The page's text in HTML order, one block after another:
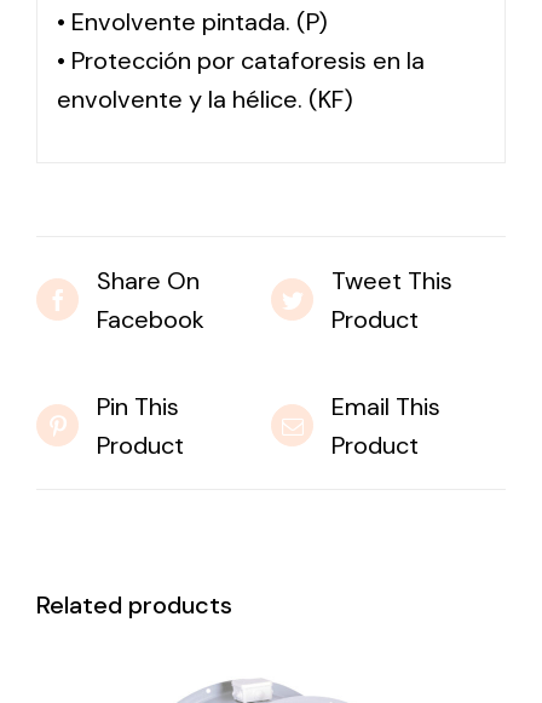
• Envolvente pintada. (P)
• Protección por cataforesis en la
envolvente y la hélice. (KF)
Share On
Facebook
Tweet This
Product
Pin This
Product
Email This
Product
Related products